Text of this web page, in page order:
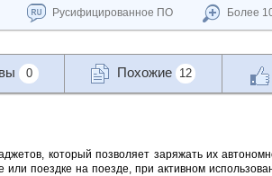
Русифицированное ПО Более
0 Похожие 12
который позволяет заряжать их
или поездке на поезде, при активном